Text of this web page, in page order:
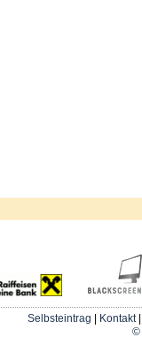
Selbsteintrag Kontakt
©